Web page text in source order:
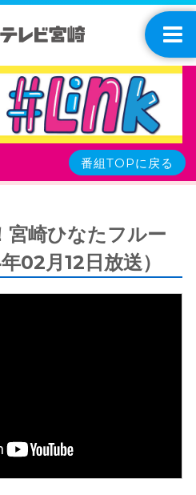
番組TOPに戻る
宮崎ひなたフルー
02月12日放送）